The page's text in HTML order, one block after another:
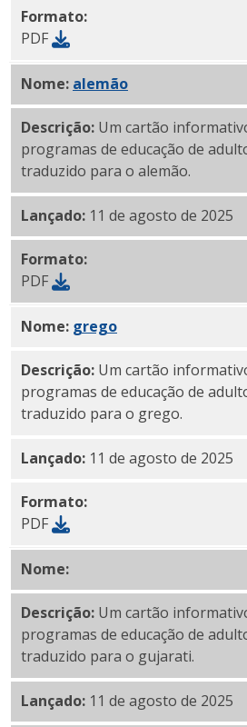
Formato:
PDF
Nome: PDF em
alemão
Descrição: Um cartão
programas de educação de
traduzido para o alemão.
Lançado: 11 de agosto de 2025
Formato:
PDF
Nome: PDF
grego
Descrição: Um cartão
programas de educação de
traduzido para o grego.
Lançado: 11 de agosto de 2025
Formato:
PDF
Nome:PDF em gujarati
Descrição: Um cartão
programas de educação de
traduzido para o gujarati.
Lançado: 11 de agosto de 2025